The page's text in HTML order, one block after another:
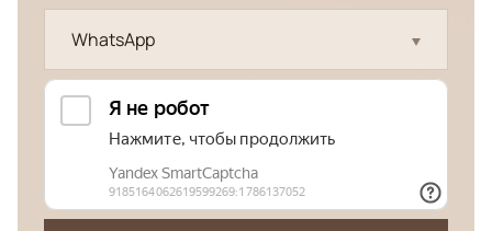
WhatsApp